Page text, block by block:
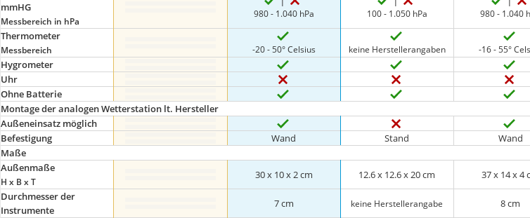
mmHG
Messbereich in hPa
980 - 1.040 hPa 100 - 1.050 hPa 980 - 1.040
Thermometer
Messbereich -20 - 50° Celsius keine Herstellerangaben -16 - 55°
Hygrometer
Uhr
Ohne Batterie
Montage der analogen Wetterstation lt. Hersteller
Außeneinsatz möglich
Befestigung
Wand Stand Wand
Maße
Außenmaße
H x B x T
30 x 10 x 2 cm 12.6 x 12.6 x 20 cm 37 x 14 x 4
Durchmesser der
Instrumente
7 cm keine Herstellerangabe 8 cm